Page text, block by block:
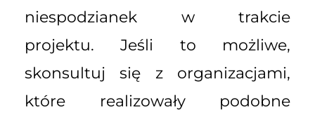
niespodzianek w trakcie
projektu. Jeśli to możliwe,
skonsultuj się z organizacjami,
które realizowały podobne